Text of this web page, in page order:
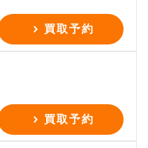
買取予約
買取予約